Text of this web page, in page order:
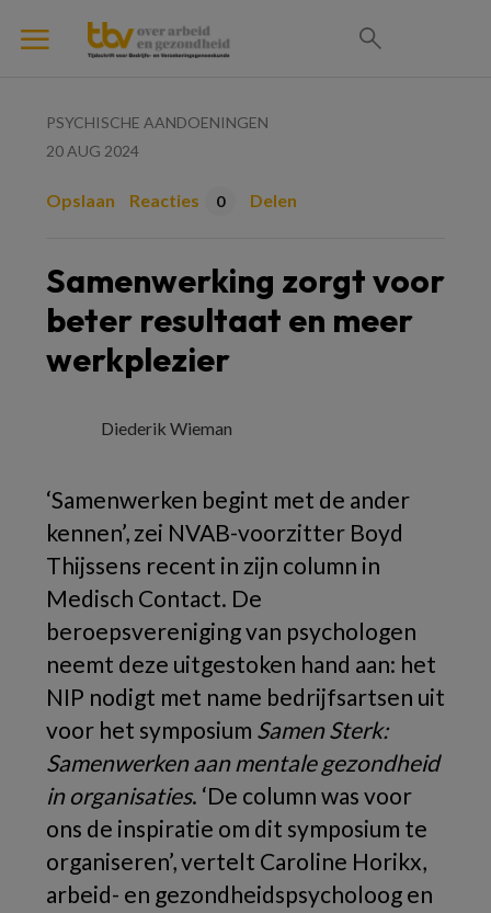
PSYCHISCHE AANDOENINGEN
20 AUG 2024
Opslaan Reacties 0 Delen
Samenwerking zorgt voor
beter resultaat en meer
werkplezier
Diederik Wieman
‘Samenwerken begint met de ander
kennen’, zei NVAB-voorzitter Boyd
Thijssens recent in zijn column in
Medisch Contact. De
beroepsvereniging van psychologen
neemt deze uitgestoken hand aan: het
NIP nodigt met name bedrijfsartsen uit
voor het symposium Samen Sterk:
Samenwerken aan mentale gezondheid
in organisaties. ‘De column was voor
ons de inspiratie om dit symposium te
organiseren’, vertelt Caroline Horikx,
arbeid- en gezondheidspsycholoog en